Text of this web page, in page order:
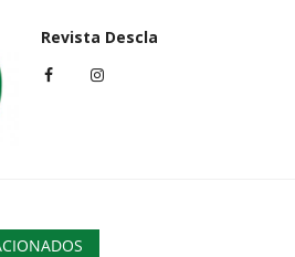
Revista Descla